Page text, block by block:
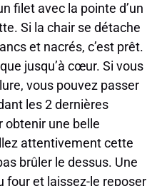
filet avec la pointe d’un
Si la chair se détache
et nacrés, c’est prêt.
jusqu’à cœur. Si vous
vous pouvez passer
les 2 dernières
obtenir une belle
attentivement cette
brûler le dessus. Une
four et laissez-le reposer